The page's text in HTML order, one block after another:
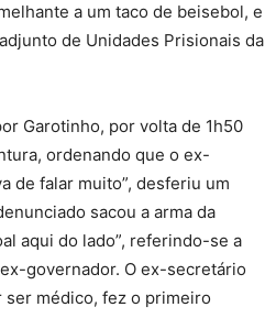
a um taco de beisebol, e
de Unidades Prisionais da
Garotinho, por volta de 1h50
ordenando que o ex-
de falar muito”, desferiu um
sacou a arma da
aqui do lado”, referindo-se a
governador. O ex-secretário
ser médico, fez o primeiro